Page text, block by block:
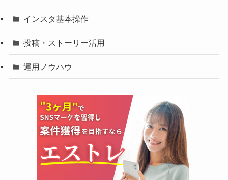
インスタ基本操作
投稿・ストーリー活用
運用ノウハウ